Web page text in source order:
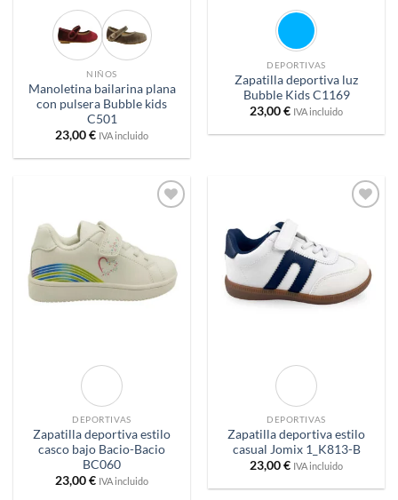
NIÑOS
Manoletina bailarina plana
con pulsera Bubble kids
C501
23,00€ IVA incluido
DEPORTIVAS
Zapatilla deportiva luz
Bubble Kids C1169
23,00€ IVA incluido
DEPORTIVAS
Zapatilla deportiva estilo
casco bajo Bacio-Bacio
BC060
23,00€ IVA incluido
DEPORTIVAS
Zapatilla deportiva estilo
casual Jomix 1_K813-B
23,00€ IVA incluido